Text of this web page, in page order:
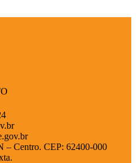
– Centro. CEP: 62400-000